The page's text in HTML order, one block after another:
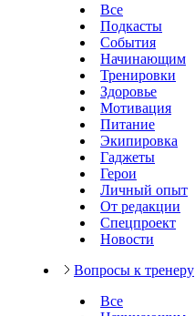
Все
Подкасты
События
Начинающим
Тренировки
Здоровье
Мотивация
Питание
Экипировка
Гаджеты
Герои
Личный опыт
От редакции
Спецпроект
Новости
Вопросы к тренеру
Все